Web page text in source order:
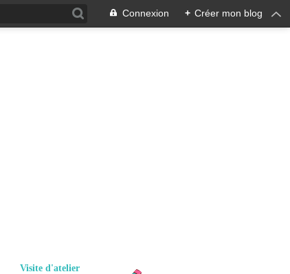
Connexion + Créer mon blog
Visite d'atelier